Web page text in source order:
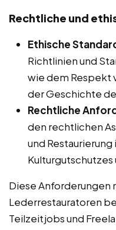
Rechtliche und
Ethische
Richtlinien und
wie dem Respekt
der Geschichte
Rechtliche
den rechtlichen
und
Diese Anforderungen
Lederrestauratoren
Teilzeitjobs und